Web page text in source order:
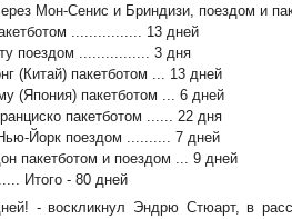
Мон-Сенис и Бриндизи, поездом и
................ 13 дней
поездом ................ 3 дня
(Китай) пакетботом ... 13 дней
(Япония) пакетботом ... 6 дней
пакетботом ...... 22 дня
Йорк поездом .......... 7 дней
пакетботом и поездом ... 9 дней
Итого - 80 дней
- воскликнул Эндрю Стюарт, в